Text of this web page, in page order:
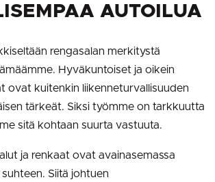
AUTOILUA
rengasalan merkitystä
Hyväkuntoiset ja oikein
ovat kuitenkin liikenneturvallisuuden
tärkeät. Siksi työmme on tarkkuutta
sitä kohtaan suurta vastuuta.
ja renkaat ovat avainasemassa
Siitä johtuen